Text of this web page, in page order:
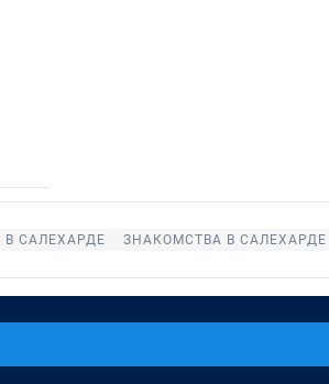
САЛЕХАРДЕ ЗНАКОМСТВА В САЛЕХАРДЕ